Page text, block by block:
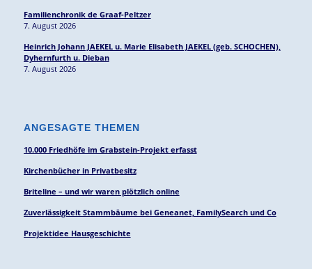
Familienchronik de Graaf-Peltzer
7. August 2026
Heinrich Johann JAEKEL u. Marie Elisabeth JAEKEL (geb. SCHOCHEN),
Dyhernfurth u. Dieban
7. August 2026
ANGESAGTE THEMEN
10.000 Friedhöfe im Grabstein-Projekt erfasst
Kirchenbücher in Privatbesitz
Briteline – und wir waren plötzlich online
Zuverlässigkeit Stammbäume bei Geneanet, FamilySearch und Co
Projektidee Hausgeschichte